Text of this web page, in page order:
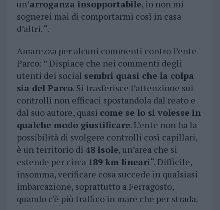
un’arroganza insopportabile, io non mi
sognerei mai di comportarmi così in casa
d’altri. “.
Amarezza per alcuni commenti contro l’ente
Parco: ” Dispiace che nei commenti degli
utenti dei social sembri quasi che la colpa
sia del Parco. Si trasferisce l’attenzione sui
controlli non efficaci spostandola dal reato e
dal suo autore, quasi come se lo si volesse in
qualche modo giustificare. L’ente non ha la
possibilità di svolgere controlli così capillari,
è un territorio di 48 isole, un’area che si
estende per circa 189 km lineari“. Difficile,
insomma, verificare cosa succede in qualsiasi
imbarcazione, soprattutto a Ferragosto,
quando c’è più traffico in mare che per strada.